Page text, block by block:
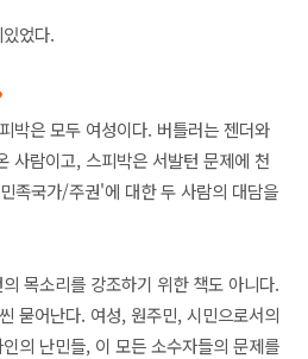
었다.
박은 모두 여성이다. 버틀러는 젠더와
사람이고, 스피박은 서발턴 문제에 천
족국가/주권'에 대한 두 사람의 대담을
목소리를 강조하기 위한 책도 아니다.
묻어난다. 여성, 원주민, 시민으로서의
의 난민들, 이 모든 소수자들의 문제를